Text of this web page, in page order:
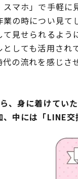
スマホ」で手軽
業の時につい見
て見せられるよ
しても活用され
の流れを感じさ
ら、身に着けて
中には「LINE